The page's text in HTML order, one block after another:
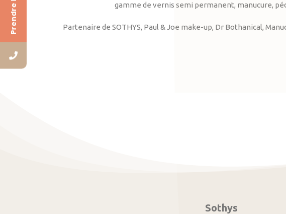
gamme de vernis semi permanent, manucure,
Partenaire de SOTHYS, Paul & Joe make-up, Dr Bothanical,
Sothys
Prendre RDV